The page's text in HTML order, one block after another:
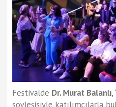
Festivalde Dr. Murat Balanlı,
söyleşisiyle katılımcılarla